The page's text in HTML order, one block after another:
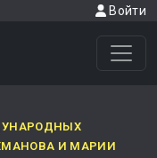
Войти
И МАРИИ